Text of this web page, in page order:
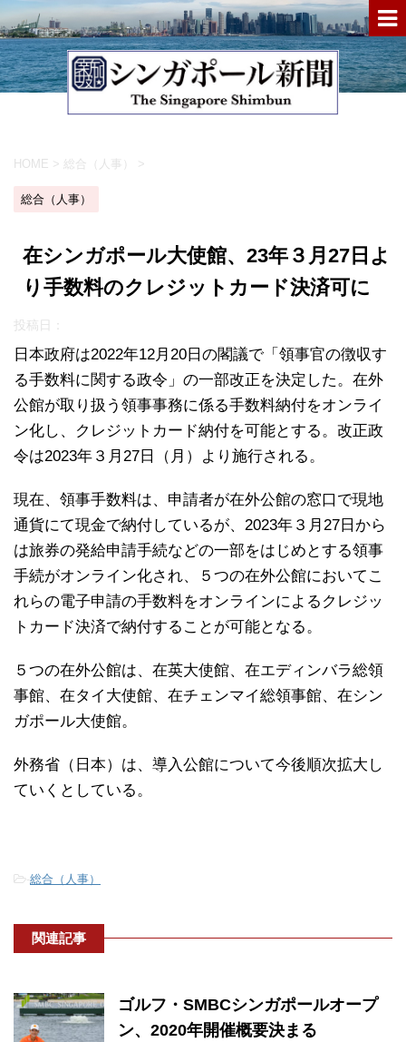
HOME > 総合（人事） >
総合（人事）
在シンガポール大使館、23年３月27日よ
り手数料のクレジットカード決済可に
投稿日：
日本政府は2022年12月20日の閣議で「領事官の徴収す
る手数料に関する政令」の一部改正を決定した。在外
公館が取り扱う領事事務に係る手数料納付をオンライ
ン化し、クレジットカード納付を可能とする。改正政
令は2023年３月27日（月）より施行される。
現在、領事手数料は、申請者が在外公館の窓口で現地
通貨にて現金で納付しているが、2023年３月27日から
は旅券の発給申請手続などの一部をはじめとする領事
手続がオンライン化され、５つの在外公館においてこ
れらの電子申請の手数料をオンラインによるクレジッ
トカード決済で納付することが可能となる。
５つの在外公館は、在英大使館、在エディンバラ総領
事館、在タイ大使館、在チェンマイ総領事館、在シン
ガポール大使館。
外務省（日本）は、導入公館について今後順次拡大し
ていくとしている。
-総合（人事）
関連記事
ゴルフ・SMBCシンガポールオープ
ン、2020年開催概要決まる